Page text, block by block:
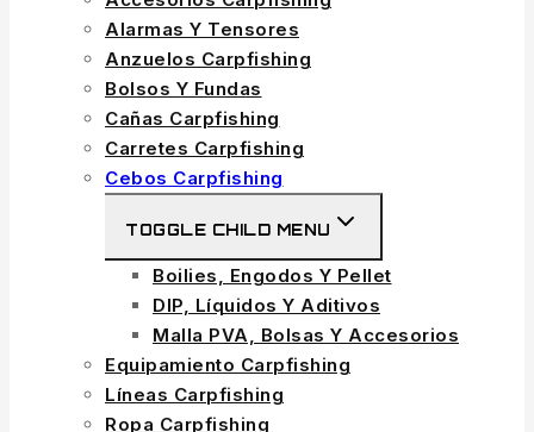
Alarmas Y Tensores
Anzuelos Carpfishing
Bolsos Y Fundas
Cañas Carpfishing
Carretes Carpfishing
Cebos Carpfishing
TOGGLE CHILD MENU
Boilies, Engodos Y Pellet
DIP, Líquidos Y Aditivos
Malla PVA, Bolsas Y Accesorios
Equipamiento Carpfishing
Líneas Carpfishing
Ropa Carpfishing